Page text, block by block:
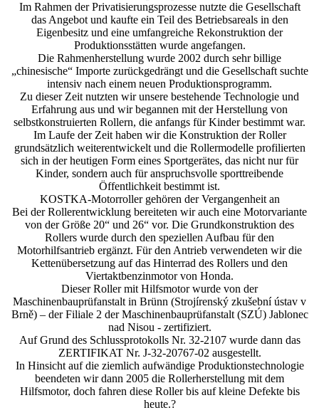
Im Rahmen der Privatisierungsprozesse nutzte die Gesellschaft
das Angebot und kaufte ein Teil des Betriebsareals in den
Eigenbesitz und eine umfangreiche Rekonstruktion der
Produktionsstätten wurde angefangen.
Die Rahmenherstellung wurde 2002 durch sehr billige
„chinesische“ Importe zurückgedrängt und die Gesellschaft suchte
intensiv nach einem neuen Produktionsprogramm.
Zu dieser Zeit nutzten wir unsere bestehende Technologie und
Erfahrung aus und wir begannen mit der Herstellung von
selbstkonstruierten Rollern, die anfangs für Kinder bestimmt war.
Im Laufe der Zeit haben wir die Konstruktion der Roller
grundsätzlich weiterentwickelt und die Rollermodelle profilierten
sich in der heutigen Form eines Sportgerätes, das nicht nur für
Kinder, sondern auch für anspruchsvolle sporttreibende
Öffentlichkeit bestimmt ist.
KOSTKA-Motorroller gehören der Vergangenheit an
Bei der Rollerentwicklung bereiteten wir auch eine Motorvariante
von der Größe 20“ und 26“ vor. Die Grundkonstruktion des
Rollers wurde durch den speziellen Aufbau für den
Motorhilfsantrieb ergänzt. Für den Antrieb verwendeten wir die
Kettenübersetzung auf das Hinterrad des Rollers und den
Viertaktbenzinmotor von Honda.
Dieser Roller mit Hilfsmotor wurde von der
Maschinenbauprüfanstalt in Brünn (Strojírenský zkušební ústav v
Brně) – der Filiale 2 der Maschinenbauprüfanstalt (SZÚ) Jablonec
nad Nisou - zertifiziert.
Auf Grund des Schlussprotokolls Nr. 32-2107 wurde dann das
ZERTIFIKAT Nr. J-32-20767-02 ausgestellt.
In Hinsicht auf die ziemlich aufwändige Produktionstechnologie
beendeten wir dann 2005 die Rollerherstellung mit dem
Hilfsmotor, doch fahren diese Roller bis auf kleine Defekte bis
heute.?